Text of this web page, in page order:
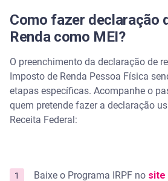
Como fazer declaração
Renda como MEI?
O preenchimento da declaração de
Imposto de Renda Pessoa Física
etapas específicas. Acompanhe o
quem pretende fazer a declaração
Receita Federal:
Baixe o Programa IRPF no site